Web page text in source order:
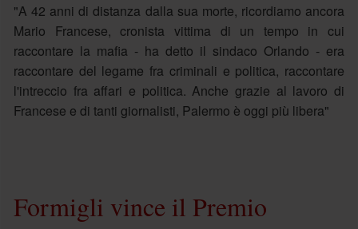
"A 42 anni di distanza dalla sua morte, ricordiamo ancora
Mario Francese, cronista vittima di un tempo in cui
raccontare la mafia - ha detto il sindaco Orlando - era
raccontare del legame fra criminali e politica, raccontare
l'intreccio fra affari e politica. Anche grazie al lavoro di
Francese e di tanti giornalisti, Palermo è oggi più libera"
Formigli vince il Premio